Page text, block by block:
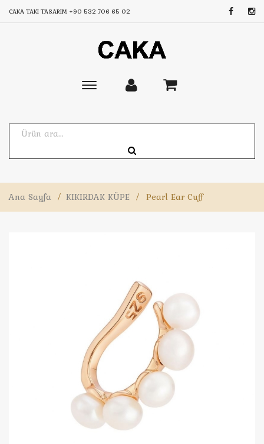
CAKA TAKI TASARIM +90 532 706 65 02
Toggle
Ana Sayfa / KIKIRDAK KÜPE / Pearl Ear Cuff